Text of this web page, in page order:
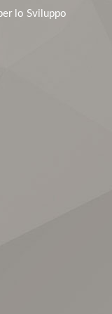
Lavoro - Edizione
and Social
lo Sviluppo